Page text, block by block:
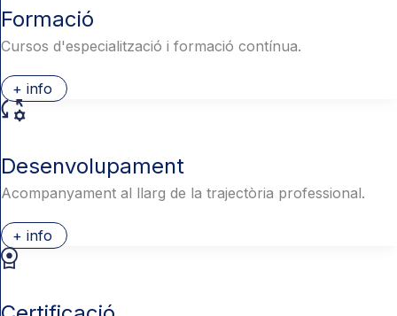
Formació
Cursos d'especialització i formació contínua.
+ info
Desenvolupament
Acompanyament al llarg de la trajectòria professional.
+ info